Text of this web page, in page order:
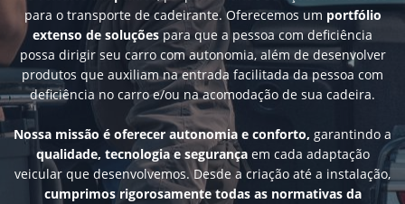
para o transporte de cadeirante. Oferecemos um portfólio
extenso de soluçõespara que a pessoa com deficiência
possa dirigir seu carro com autonomia, além de desenvolver
produtos que auxiliam na entrada facilitada da pessoa com
deficiência no carro e/ou na acomodação de sua cadeira.
Nossa missão é oferecer autonomia e conforto, garantindo a
qualidade, tecnologia e segurançaem cada adaptação
veicular que desenvolvemos. Desde a criação até a instalação,
cumprimos rigorosamente todas as normativas da